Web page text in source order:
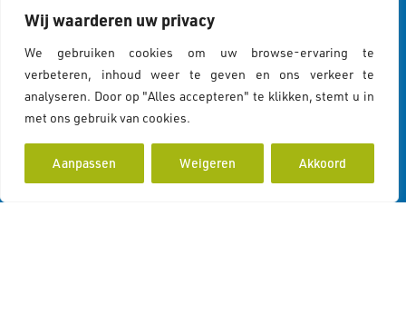
Wij waarderen uw privacy
We gebruiken cookies om uw browse-ervaring te
verbeteren, inhoud weer te geven en ons verkeer te
analyseren. Door op "Alles accepteren" te klikken, stemt u in
met ons gebruik van cookies.
Aanpassen Weigeren Akkoord
Cookies & Privacy
Cookies Policy
Privacy Statement